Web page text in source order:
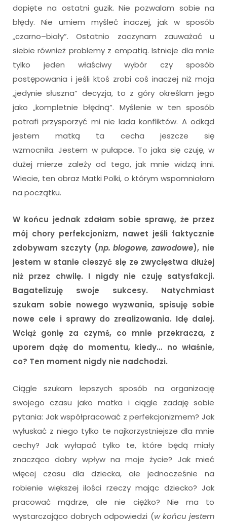
dopięte na ostatni guzik. Nie pozwalam sobie na
błędy. Nie umiem myśleć inaczej, jak w sposób
„czarno–biały”. Ostatnio zaczynam zauważać u
siebie również problemy z empatią. Istnieje dla mnie
tylko jeden właściwy wybór czy sposób
postępowania i jeśli ktoś zrobi coś inaczej niż moja
„jedynie słuszna” decyzja, to z góry określam jego
jako „kompletnie błędną”. Myślenie w ten sposób
potrafi przysporzyć mi nie lada konfliktów. A odkąd
jestem matką ta cecha jeszcze się
wzmocniła. Jestem w pułapce. To jaka się czuję, w
dużej mierze zależy od tego, jak mnie widzą inni.
Wiecie, ten obraz Matki Polki, o którym wspomniałam
na początku.
W końcu jednak zdałam sobie sprawę, że przez
mój chory perfekcjonizm, nawet jeśli faktycznie
zdobywam szczyty (np. blogowe, zawodowe), nie
jestem w stanie cieszyć się ze zwycięstwa dłużej
niż przez chwilę. I nigdy nie czuję satysfakcji.
Bagatelizuję swoje sukcesy. Natychmiast
szukam sobie nowego wyzwania, spisuję sobie
nowe cele i sprawy do zrealizowania. Idę dalej.
Wciąż gonię za czymś, co mnie przekracza, z
uporem dążę do momentu, kiedy… no właśnie,
co? Ten moment nigdy nie nadchodzi.
Ciągle szukam lepszych sposób na organizację
swojego czasu jako matka i ciągle zadaję sobie
pytania: Jak współpracować z perfekcjonizmem? Jak
wyłuskać z niego tylko te najkorzystniejsze dla mnie
cechy? Jak wyłapać tylko te, które będą miały
znacząco dobry wpływ na moje życie? Jak mieć
więcej czasu dla dziecka, ale jednocześnie na
robienie większej ilości rzeczy mając dziecko? Jak
pracować mądrze, ale nie ciężko? Nie ma to
wystarczająco dobrych odpowiedzi (w końcu jestem